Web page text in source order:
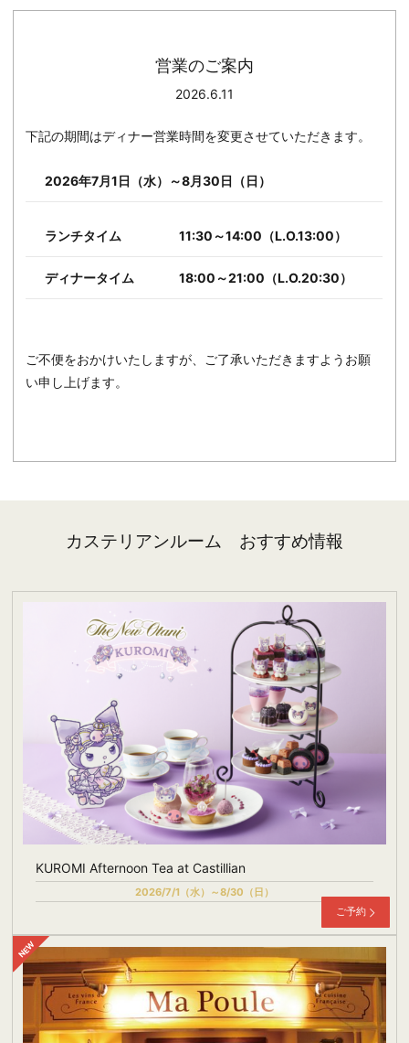
営業のご案内
2026.6.11
下記の期間はディナー営業時間を変更させていただきます。
2026年7月1日（水）～8月30日（日）
ランチタイム 11:30～14:00（L.O.13:00）
ディナータイム 18:00～21:00（L.O.20:30）
ご不便をおかけいたしますが、ご了承いただきますようお願
い申し上げます。
カステリアンルーム おすすめ情報
KUROMI Afternoon Tea at Castillian
2026/7/1（水）～8/30（日）
ご予約